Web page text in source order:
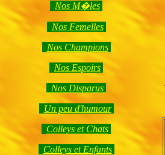
Nos M�les
Nos Femelles
Nos Champions
Nos Espoirs
Nos Disparus
Un peu d'humour
Colleys et Chats
Colleys et Enfants